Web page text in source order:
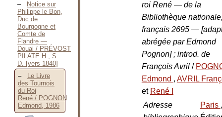
Notice sur
Philippe le Bon,
Duc de
Bourgogne et
Comte de
Flandre —
Douai / PRÉVOST
PILATE H., S.
D. [vers 1840]
Le Livre
des Tournois
du Roi
René / POGNON
Edmond, 1986
roi René — de la
Bibliothèque
français 2695 —
abrégée par Edmond
Pognon] ; introd. de
François Avril /
Edmond , AVRIL
et René I
Adresse
Paris ,